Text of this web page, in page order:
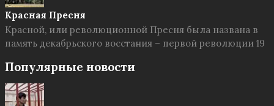
Красная Пресня
Красной, или революционной Пресня была названа в
память декабрьского восстания – первой революции 19
Популярные новости